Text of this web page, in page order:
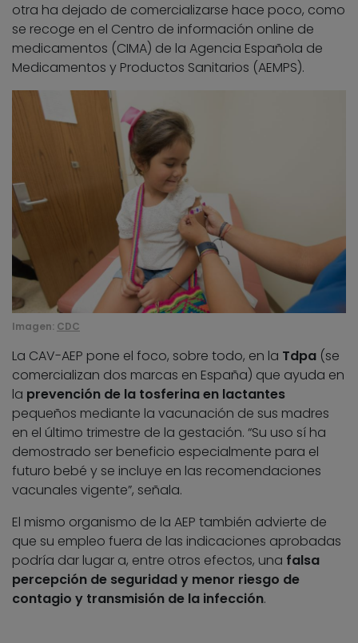
otra ha dejado de comercializarse hace poco, como
se recoge en el Centro de información online de
medicamentos (CIMA) de la Agencia Española de
Medicamentos y Productos Sanitarios (AEMPS).
Imagen: CDC
La CAV-AEP pone el foco, sobre todo, en la Tdpa (se
comercializan dos marcas en España) que ayuda en
la prevención de la tosferina en lactantes
pequeños mediante la vacunación de sus madres
en el último trimestre de la gestación. “Su uso sí ha
demostrado ser beneficio especialmente para el
futuro bebé y se incluye en las recomendaciones
vacunales vigente”, señala.
El mismo organismo de la AEP también advierte de
que su empleo fuera de las indicaciones aprobadas
podría dar lugar a, entre otros efectos, una falsa
percepción de seguridad y menor riesgo de
contagio y transmisión de la infección.